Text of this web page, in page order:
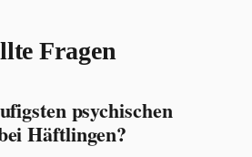
Fragen
psychischen
Häftlingen?